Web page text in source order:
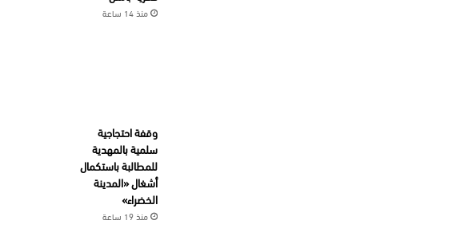
منذ 14 ساعة
وقفة احتجاجية
سلمية بالمهدية
للمطالبة باستكمال
أشغال «المدينة
الخضراء»
منذ 19 ساعة